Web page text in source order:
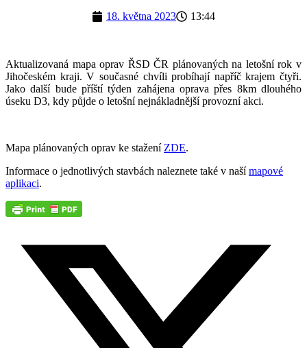
18. května 2023 13:44
Aktualizovaná mapa oprav ŘSD ČR plánovaných na letošní rok v
Jihočeském kraji. V současné chvíli probíhají napříč krajem čtyři.
Jako další bude příští týden zahájena oprava přes 8km dlouhého
úseku D3, kdy půjde o letošní nejnákladnější provozní akci.
Mapa plánovaných oprav ke stažení ZDE.
Informace o jednotlivých stavbách naleznete také v našímapové
aplikaci.